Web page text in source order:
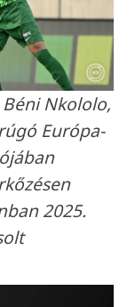
Béni Nkololo,
Európa-
2025.